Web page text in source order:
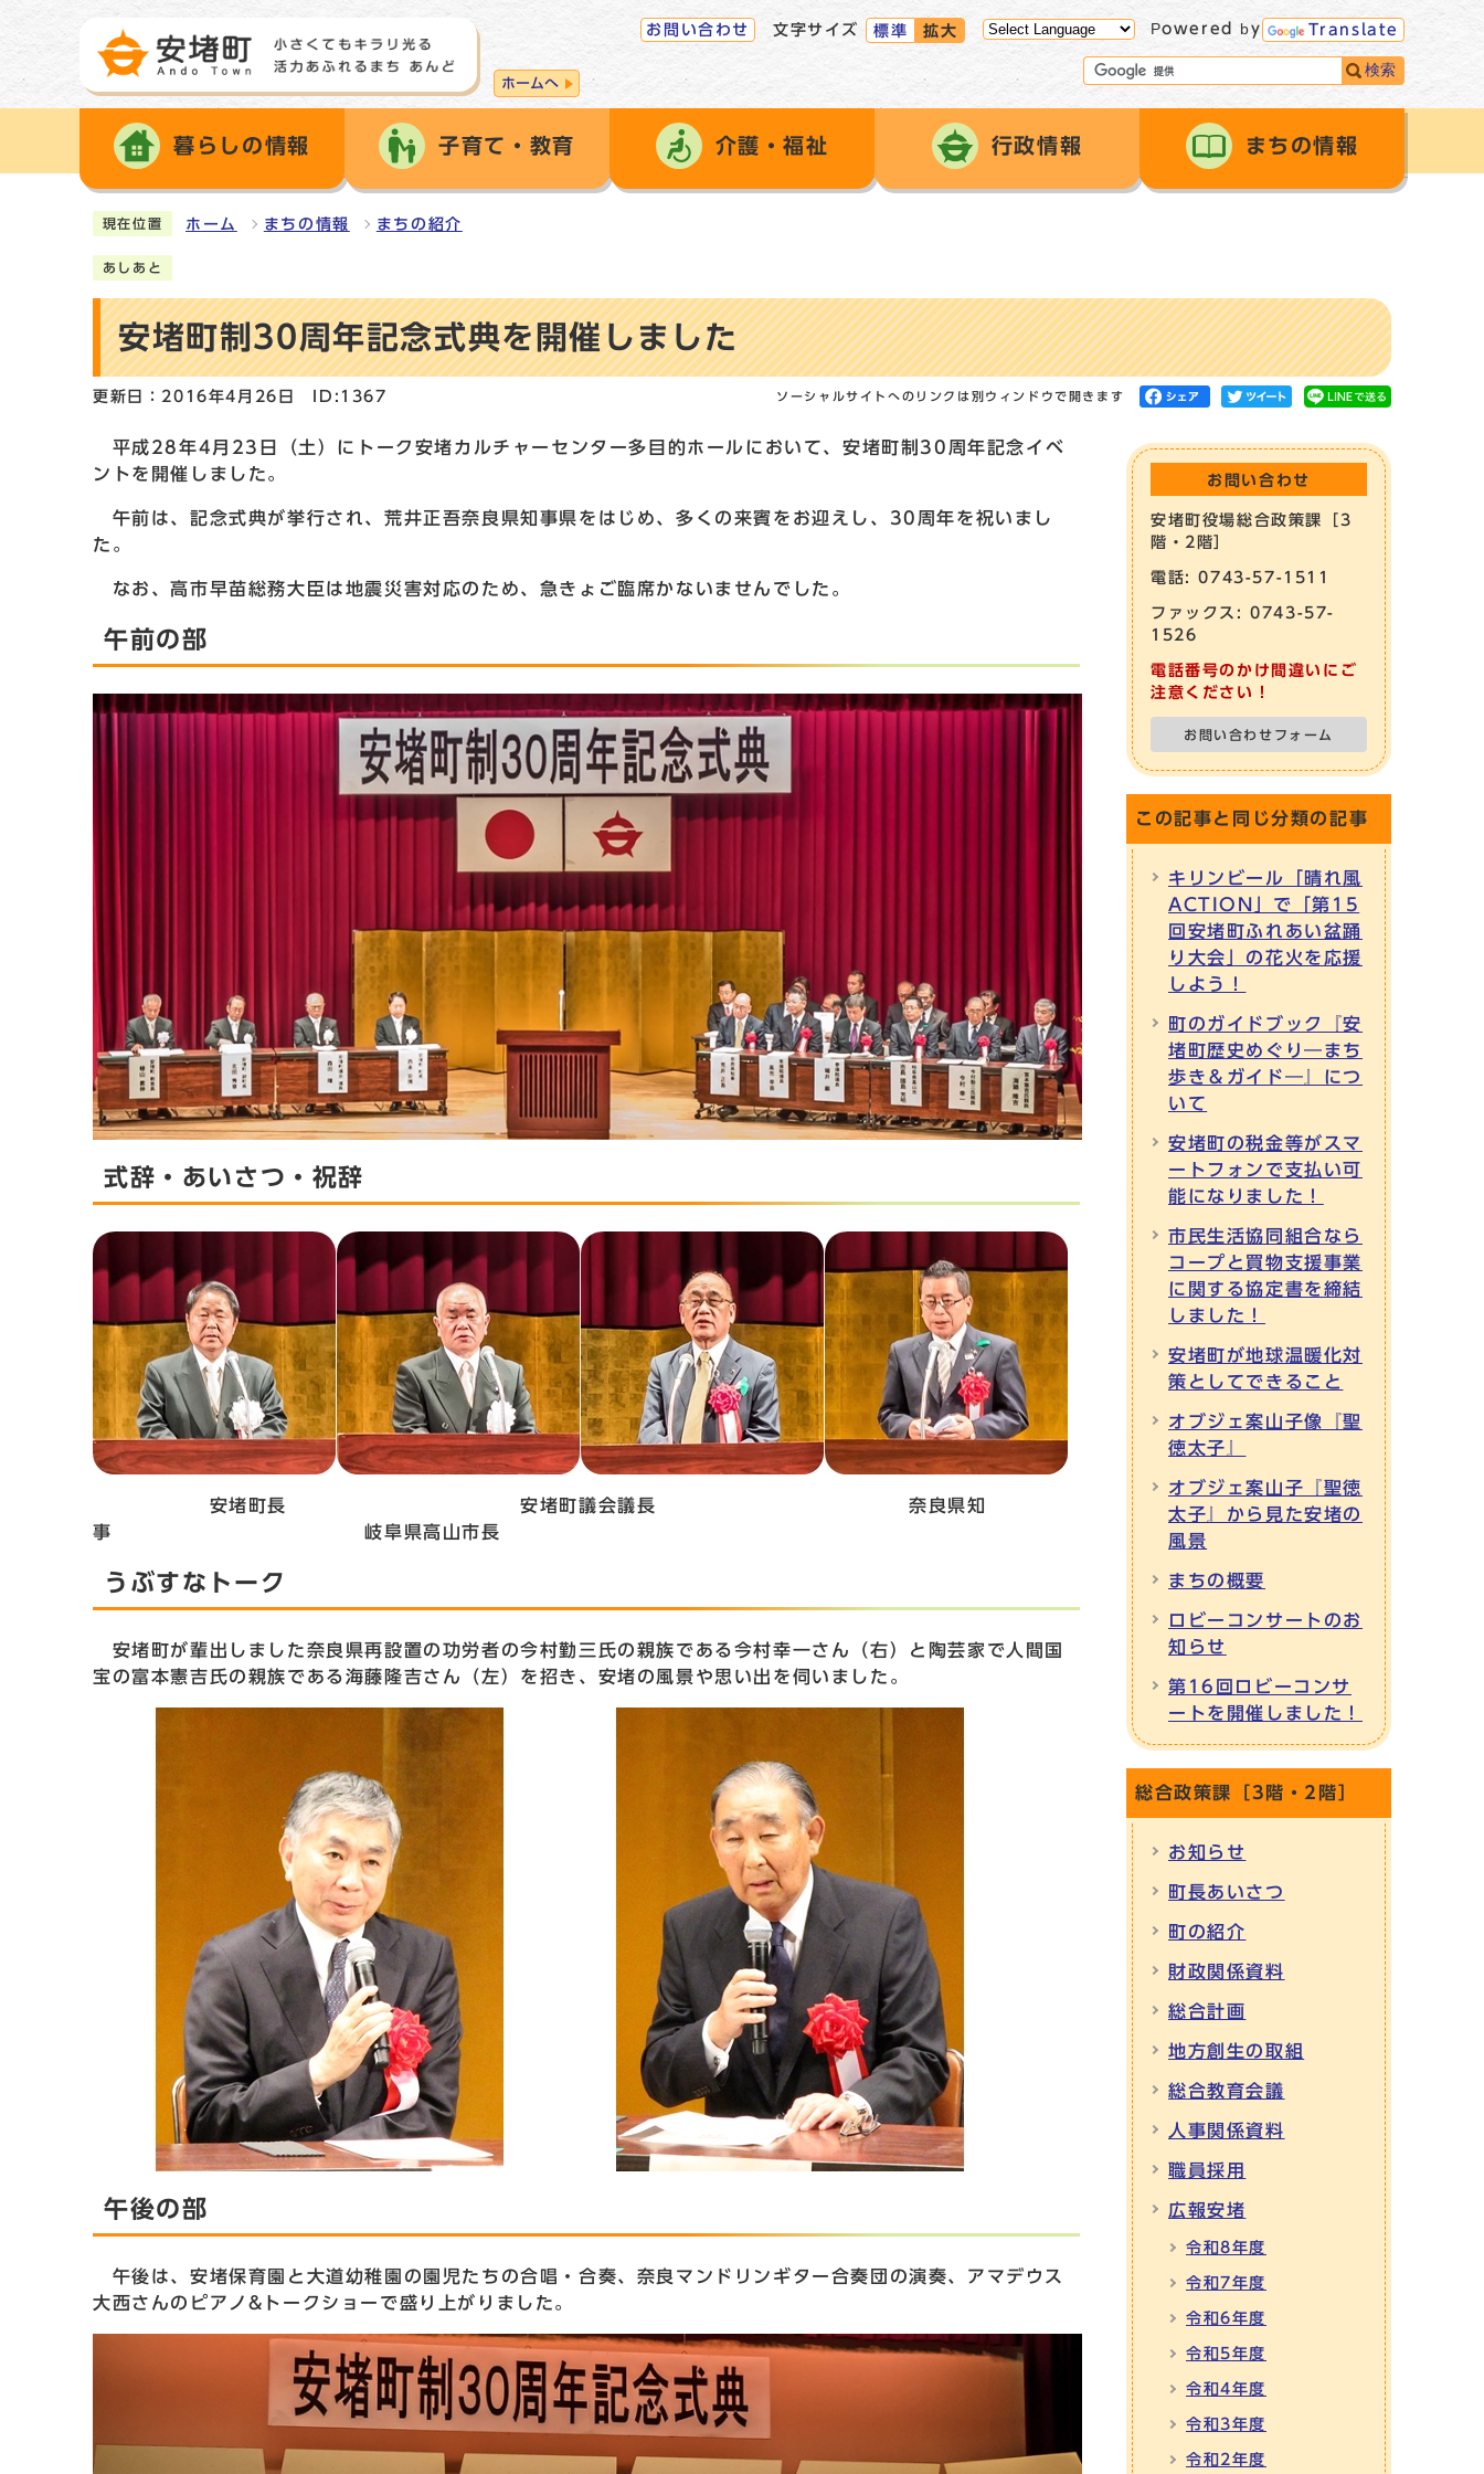
ホームへ
お問い合わせ 文字サイズ 標準 拡大 Powered by Translate
検索
暮らしの情報 子育て・教育 介護・福祉 行政情報 まちの情報
現在位置 ホーム まちの情報 まちの紹介
あしあと
安堵町制30周年記念式典を開催しました
更新日：2016年4月26日 ID:1367 ソーシャルサイトへのリンクは別ウィンドウで開きます
平成28年4月23日（土）にトーク安堵カルチャーセンター多目的ホールにおいて、安堵町制30周年記念イベ
ントを開催しました。
午前は、記念式典が挙行され、荒井正吾奈良県知事県をはじめ、多くの来賓をお迎えし、30周年を祝いまし
た。
なお、高市早苗総務大臣は地震災害対応のため、急きょご臨席かないませんでした。
午前の部
式辞・あいさつ・祝辞
安堵町長 安堵町議会議長 奈良県知
事 岐阜県高山市長
うぶすなトーク
安堵町が輩出しました奈良県再設置の功労者の今村勤三氏の親族である今村幸一さん（右）と陶芸家で人間国
宝の富本憲吉氏の親族である海藤隆吉さん（左）を招き、安堵の風景や思い出を伺いました。
午後の部
午後は、安堵保育園と大道幼稚園の園児たちの合唱・合奏、奈良マンドリンギター合奏団の演奏、アマデウス
大西さんのピアノ&トークショーで盛り上がりました。
お問い合わせ
安堵町役場総合政策課［3
階・2階］
電話: 0743-57-1511
ファックス: 0743-57-
1526
電話番号のかけ間違いにご
注意ください！
お問い合わせフォーム
この記事と同じ分類の記事
キリンビール「晴れ風
ACTION」で「第15
回安堵町ふれあい盆踊
り大会」の花火を応援
しよう！
町のガイドブック『安
堵町歴史めぐり―まち
歩き＆ガイド―』につ
いて
安堵町の税金等がスマ
ートフォンで支払い可
能になりました！
市民生活協同組合なら
コープと買物支援事業
に関する協定書を締結
しました！
安堵町が地球温暖化対
策としてできること
オブジェ案山子像『聖
徳太子』
オブジェ案山子『聖徳
太子』から見た安堵の
風景
まちの概要
ロビーコンサートのお
知らせ
第16回ロビーコンサ
ートを開催しました！
総合政策課［3階・2階］
お知らせ
町長あいさつ
町の紹介
財政関係資料
総合計画
地方創生の取組
総合教育会議
人事関係資料
職員採用
広報安堵
令和8年度
令和7年度
令和6年度
令和5年度
令和4年度
令和3年度
令和2年度